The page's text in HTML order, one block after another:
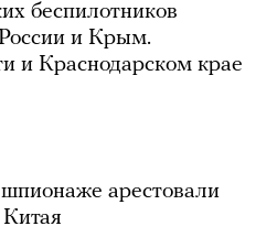
беспилотников
и Крым.
и Краснодарском крае
арестовали